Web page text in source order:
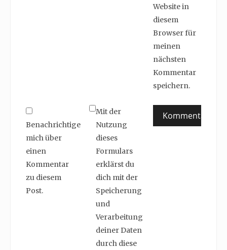
Website in
diesem
Browser für
meinen
nächsten
Kommentar
speichern.
Benachrichtige
mich über
einen
Kommentar
zu diesem
Post.
Mit der
Nutzung
dieses
Formulars
erklärst du
dich mit der
Speicherung
und
Verarbeitung
deiner Daten
durch diese